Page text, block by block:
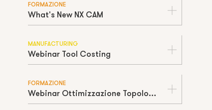
FORMAZIONE
What's New NX CAM
MANUFACTURING
Webinar Tool Costing
FORMAZIONE
Webinar Ottimizzazione Topologica